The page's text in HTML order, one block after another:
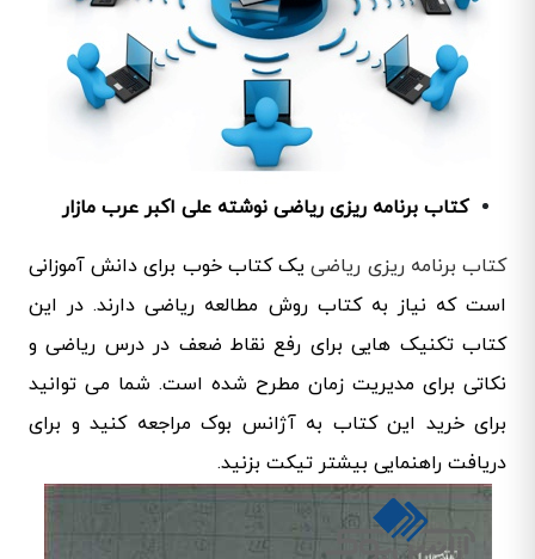
کتاب برنامه ریزی ریاضی نوشته علی اکبر عرب مازار
کتاب برنامه ریزی ریاضییک کتاب خوب برای دانش آموزانی
است که نیاز به کتاب روش مطالعه ریاضی دارند. در این
کتاب تکنیک هایی برای رفع نقاط ضعف در درس ریاضی و
نکاتی برای مدیریت زمان مطرح شده است. شما می توانید
برای خرید این کتاب به آژانس بوک مراجعه کنید و برای
دریافت راهنمایی بیشتر تیکت بزنید.